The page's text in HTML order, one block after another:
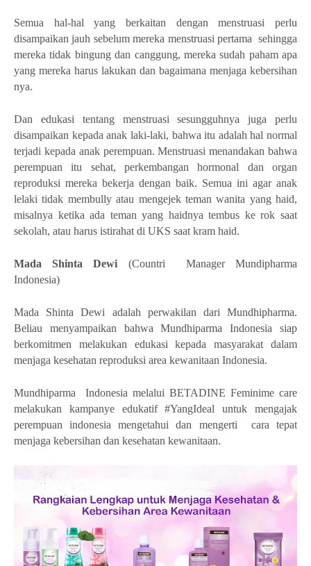
Semua hal-hal yang berkaitan dengan menstruasi perlu
disampaikan jauh sebelum mereka menstruasi pertama sehingga
mereka tidak bingung dan canggung, mereka sudah paham apa
yang mereka harus lakukan dan bagaimana menjaga kebersihan
nya.
Dan edukasi tentang menstruasi sesungguhnya juga perlu
disampaikan kepada anak laki-laki, bahwa itu adalah hal normal
terjadi kepada anak perempuan. Menstruasi menandakan bahwa
perempuan itu sehat, perkembangan hormonal dan organ
reproduksi mereka bekerja dengan baik. Semua ini agar anak
lelaki tidak membully atau mengejek teman wanita yang haid,
misalnya ketika ada teman yang haidnya tembus ke rok saat
sekolah, atau harus istirahat di UKS saat kram haid.
Mada Shinta Dewi (Countri
Manager Mundipharma
Indonesia)
Mada Shinta Dewi adalah perwakilan dari Mundhipharma.
Beliau menyampaikan bahwa Mundhiparma Indonesia siap
berkomitmen melakukan edukasi kepada masyarakat dalam
menjaga kesehatan reproduksi area kewanitaan Indonesia.
Mundhiparma
Indonesia melalui BETADINE Feminime care
melakukan kampanye edukatif #YangIdeal untuk mengajak
perempuan indonesia mengetahui dan mengerti
cara tepat
menjaga kebersihan dan kesehatan kewanitaan.